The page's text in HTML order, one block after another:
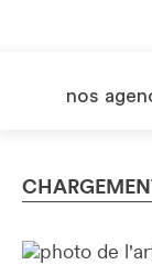
nos